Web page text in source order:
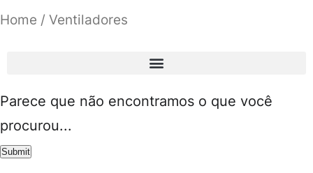
Home / Ventiladores
Parece que não encontramos o que você
procurou...